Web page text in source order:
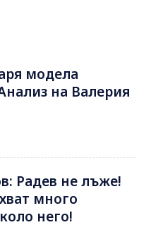
модела
на Валерия
Радев не лъже!
много
него!